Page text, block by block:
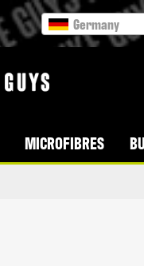
Germany
MICROFIBRES